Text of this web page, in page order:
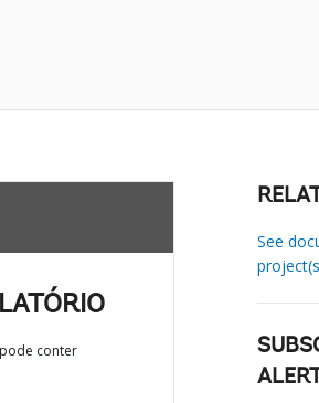
conter
See